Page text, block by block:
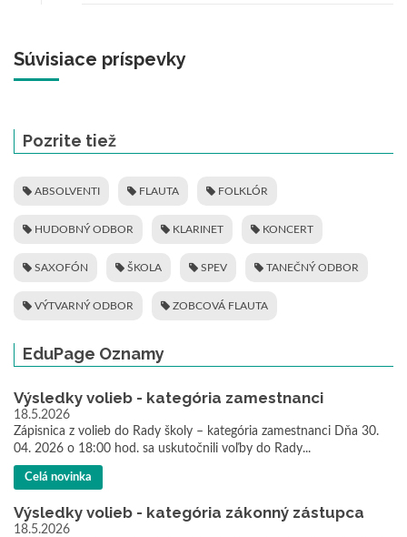
Súvisiace príspevky
Pozrite tiež
ABSOLVENTI FLAUTA FOLKLÓR
HUDOBNÝ ODBOR KLARINET KONCERT
SAXOFÓN ŠKOLA SPEV TANEČNÝ ODBOR
VÝTVARNÝ ODBOR ZOBCOVÁ FLAUTA
EduPage Oznamy
Výsledky volieb - kategória zamestnanci
18.5.2026
Zápisnica z volieb do Rady školy – kategória zamestnanci Dňa 30.
04. 2026 o 18:00 hod. sa uskutočnili voľby do Rady...
Celá novinka
Výsledky volieb - kategória zákonný zástupca
18.5.2026